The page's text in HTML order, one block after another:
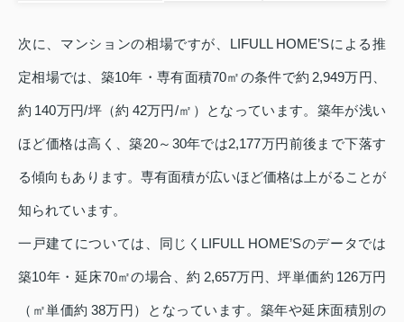
次に、マンションの相場ですが、LIFULL HOME’Sによる推
定相場では、築10年・専有面積70㎡の条件で約 2,949万円、
約 140万円/坪（約 42万円/㎡）となっています。築年が浅い
ほど価格は高く、築20～30年では2,177万円前後まで下落す
る傾向もあります。専有面積が広いほど価格は上がることが
知られています。
一戸建てについては、同じくLIFULL HOME’Sのデータでは
築10年・延床70㎡の場合、約 2,657万円、坪単価約 126万円
（㎡単価約 38万円）となっています。築年や延床面積別の